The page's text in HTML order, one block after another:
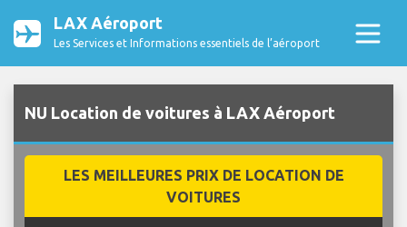
LAX Aéroport
Les Services et Informations essentiels de l’aéroport
NU Location de voitures à LAX Aéroport
LES MEILLEURES PRIX DE LOCATION DE
VOITURES